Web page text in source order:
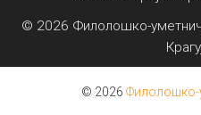
© 2026 Филолошко-
© 2026 Филолошко-